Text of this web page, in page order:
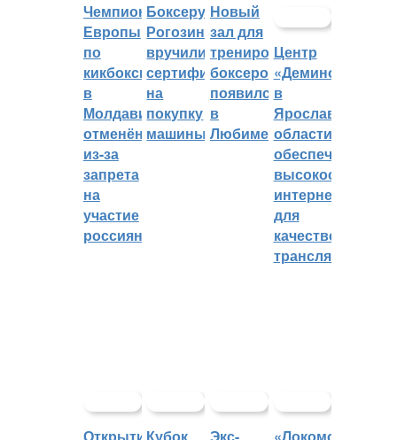
Чемпионат
Европы
по
кикбоксингу
в
Молдавии
отменён
из-за
запрета
на
участие
россиян
Боксеру
Рогозину
вручили
сертификат
на
покупку
машины
Новый
зал для
тренировок
боксеров
появился
в
Любиме
Центр
«Демино»
в
Ярославской
области
обеспечивают
интернетом
для
качественных
трансляций